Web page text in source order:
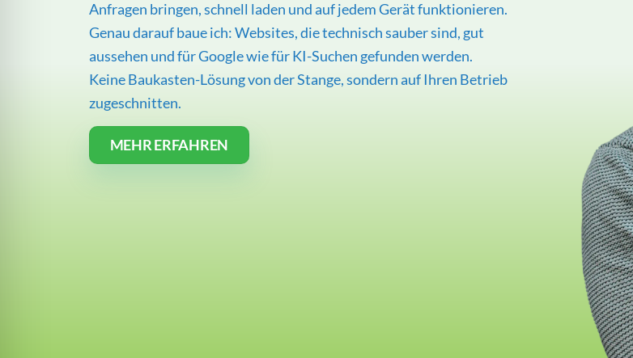
Anfragen bringen, schnell laden und auf jedem Gerät funktionieren.
Genau darauf baue ich: Websites, die technisch sauber sind, gut
aussehen und für Google wie für KI-Suchen gefunden werden.
Keine Baukasten-Lösung von der Stange, sondern auf Ihren Betrieb
zugeschnitten.
MEHR ERFAHREN